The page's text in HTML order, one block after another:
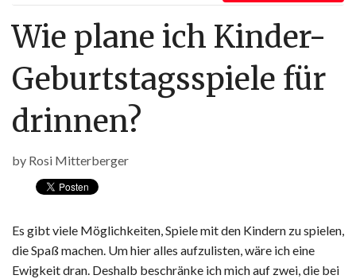
Wie plane ich Kinder-
Geburtstagsspiele für
drinnen?
by Rosi Mitterberger
Es gibt viele Möglichkeiten, Spiele mit den Kindern zu spielen,
die Spaß machen. Um hier alles aufzulisten, wäre ich eine
Ewigkeit dran. Deshalb beschränke ich mich auf zwei, die bei